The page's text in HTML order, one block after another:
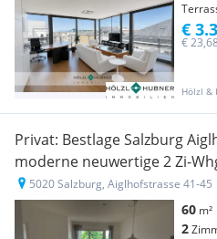
Hölzl &
€
€
Privat: Bestlage Salzburg
moderne neuwertige 2 Zi-
Balkon/ Terrasse + TG -
5020 Salzburg, Aiglhofstrasse 41-45
60 m²
2